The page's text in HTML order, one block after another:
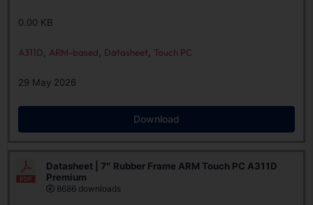
0.00 KB
A311D ARM-based Datasheet Touch PC
29 May 2026
Download
Datasheet | 7″ Rubber Frame ARM Touch PC A311D
Premium
8686 downloads